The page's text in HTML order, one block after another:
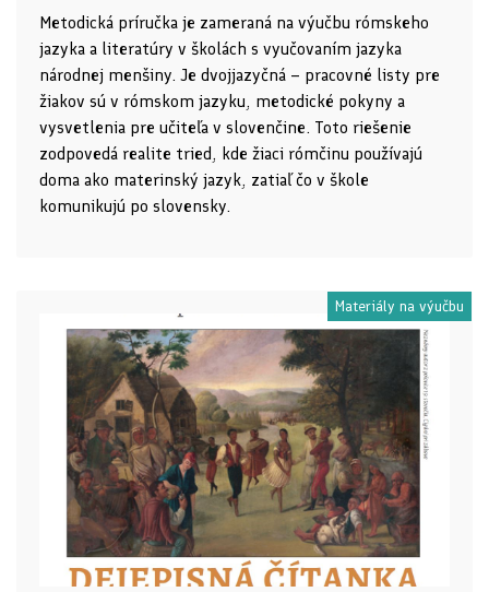
Metodická príručka je zameraná na výučbu rómskeho
jazyka a literatúry v školách s vyučovaním jazyka
národnej menšiny. Je dvojjazyčná – pracovné listy pre
žiakov sú v rómskom jazyku, metodické pokyny a
vysvetlenia pre učiteľa v slovenčine. Toto riešenie
zodpovedá realite tried, kde žiaci rómčinu používajú
doma ako materinský jazyk, zatiaľ čo v škole
komunikujú po slovensky.
Materiály na výučbu